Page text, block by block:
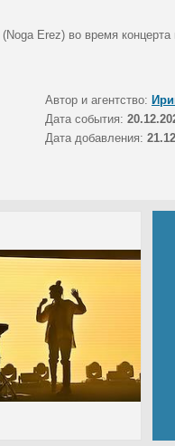
Erez) во время
Автор и агентство:
Дата события:
Дата добавления: